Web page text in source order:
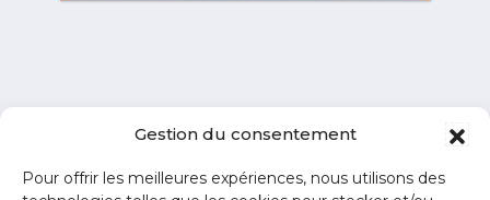
Gestion du consentement
Pour offrir les meilleures expériences, nous utilisons des